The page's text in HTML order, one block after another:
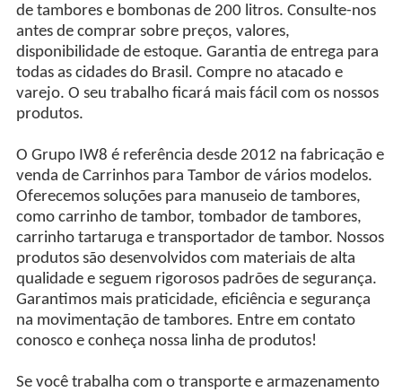
de tambores e bombonas de 200 litros. Consulte-nos
antes de comprar sobre preços, valores,
disponibilidade de estoque. Garantia de entrega para
todas as cidades do Brasil. Compre no atacado e
varejo. O seu trabalho ficará mais fácil com os nossos
produtos.
O Grupo IW8 é referência desde 2012 na fabricação e
venda de Carrinhos para Tambor de vários modelos.
Oferecemos soluções para manuseio de tambores,
como carrinho de tambor, tombador de tambores,
carrinho tartaruga e transportador de tambor. Nossos
produtos são desenvolvidos com materiais de alta
qualidade e seguem rigorosos padrões de segurança.
Garantimos mais praticidade, eficiência e segurança
na movimentação de tambores. Entre em contato
conosco e conheça nossa linha de produtos!
Se você trabalha com o transporte e armazenamento